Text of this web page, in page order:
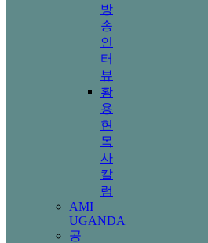
방
송
인
터
뷰
황
용
현
목
사
칼
럼
AMI
UGANDA
공